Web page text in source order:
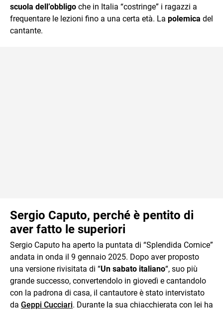
scuola dell’obbligo che in Italia “costringe” i ragazzi a
frequentare le lezioni fino a una certa età. La polemica del
cantante.
Sergio Caputo, perché è pentito di
aver fatto le superiori
Sergio Caputo ha aperto la puntata di “Splendida Cornice”
andata in onda il 9 gennaio 2025. Dopo aver proposto
una versione rivisitata di “Un sabato italiano“, suo più
grande successo, convertendolo in giovedì e cantandolo
con la padrona di casa, il cantautore è stato intervistato
da Geppi Cucciari. Durante la sua chiacchierata con lei ha